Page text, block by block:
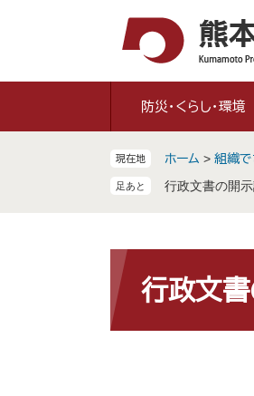
防災・くらし・環境
現在地 ホーム > 組織
行政文書の開
文
行政文